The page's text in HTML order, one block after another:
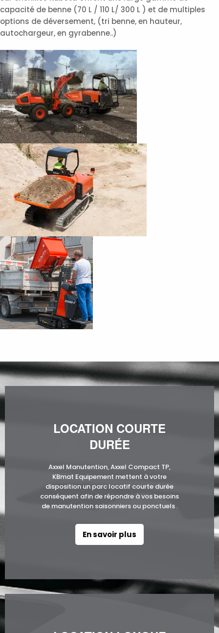
capacité de benne (70 L / 110 L/ 300 L ) et de multiples
options de déversement, (tri benne, en hauteur,
autochargeur, en gyrabenne..)
LOCATION COURTE
DURÉE
Axxel Manutention, Axxel Compact TP,
KBmat Equipement mettent à votre
disposition un parc locatif courte durée
conséquent afin de répondre à vos besoins
de manutention saisonniers ou ponctuels .
En savoir plus